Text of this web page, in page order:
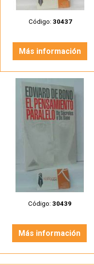
Código: 30437
Más información
Código: 30439
Más información